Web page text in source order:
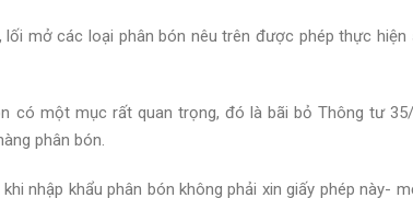
lối mở các loại phân bón nêu trên được phép thực
có một mục rất quan trọng, đó là bãi bỏ Thông tư
phân bón.
nhập khẩu phân bón không phải xin giấy phép này-